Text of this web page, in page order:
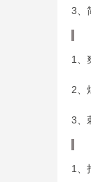
3、
1、
2、
3、
1、